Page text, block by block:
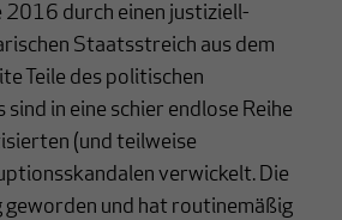
2016 durch einen justiziell-
Staatsstreich aus dem
Teile des politischen
in eine schier endlose Reihe
(und teilweise
verwickelt. Die
und hat routinemäßig